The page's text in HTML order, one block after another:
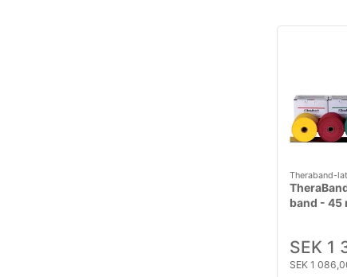
Theraband-
band - 45
SEK 1
SEK 1